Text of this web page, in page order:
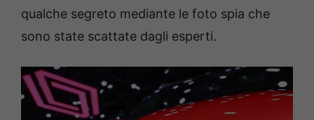
qualche segreto mediante le foto spia che
sono state scattate dagli esperti.